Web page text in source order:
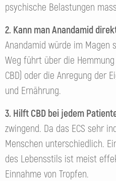
psychische Belastungen
2. Kann man Anandamid
Anandamid würde im
Weg führt über die
CBD) oder die Anregung der
und Ernährung.
3. Hilft CBD bei jedem
zwingend. Da das ECS sehr
Menschen unterschiedlich.
des Lebensstils ist meist
Einnahme von Tropfen.